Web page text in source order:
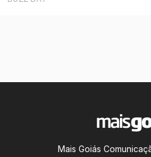
Mais Goiás